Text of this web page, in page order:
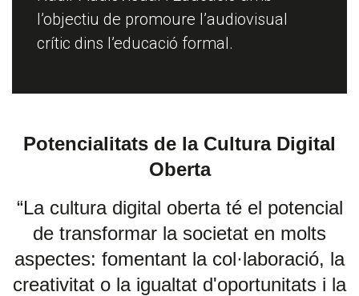
l’objectiu de promoure l’audiovisual
crític dins l’educació formal.
Potencialitats de la Cultura Digital
Oberta
“La cultura digital oberta té el potencial
de transformar la societat en molts
aspectes: fomentant la col·laboració, la
creativitat o la igualtat d'oportunitats i la